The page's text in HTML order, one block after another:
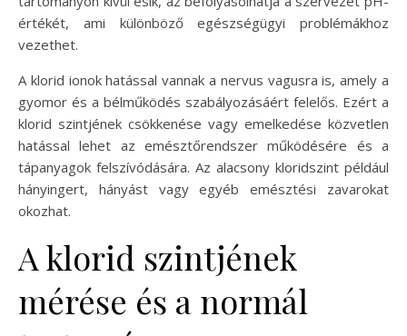
értékét, ami különböző egészségügyi problémákhoz
vezethet.
A klorid ionok hatással vannak a nervus vagusra is, amely a
gyomor és a bélműködés szabályozásáért felelős. Ezért a
klorid szintjének csökkenése vagy emelkedése közvetlen
hatással lehet az emésztőrendszer működésére és a
tápanyagok felszívódására. Az alacsony kloridszint például
hányingert, hányást vagy egyéb emésztési zavarokat
okozhat.
A klorid szintjének
mérése és a normál